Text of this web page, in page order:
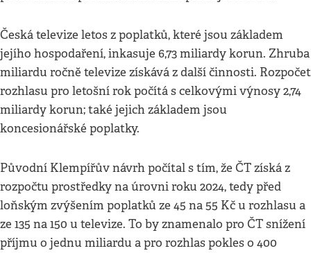
Česká televize letos z poplatků, které jsou základem
jejího hospodaření, inkasuje 6,73 miliardy korun. Zhruba
miliardu ročně televize získává z další činnosti. Rozpočet
rozhlasu pro letošní rok počítá s celkovými výnosy 2,74
miliardy korun; také jejich základem jsou
koncesionářské poplatky.
Původní Klempířův návrh počítal s tím, že ČT získá z
rozpočtu prostředky na úrovni roku 2024, tedy před
loňským zvýšením poplatků ze 45 na 55 Kč u rozhlasu a
ze 135 na 150 u televize. To by znamenalo pro ČT snížení
příjmu o jednu miliardu a pro rozhlas pokles o 400